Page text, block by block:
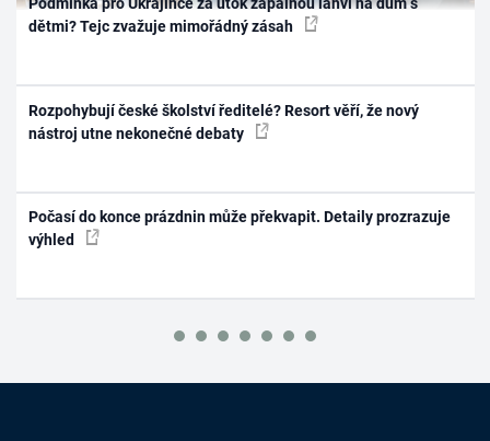
dětmi? Tejc zvažuje mimořádný zásah
Rozpohybují české školství ředitelé? Resort věří, že nový
nástroj utne nekonečné debaty
Počasí do konce prázdnin může překvapit. Detaily prozrazuje
výhled